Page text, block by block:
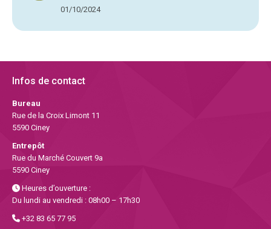
01/10/2024
Infos de contact
Bureau
Rue de la Croix Limont 11
5590 Ciney
Entrepôt
Rue du Marché Couvert 9a
5590 Ciney
Heures d’ouverture :
Du lundi au vendredi : 08h00 – 17h30
+32 83 65 77 95